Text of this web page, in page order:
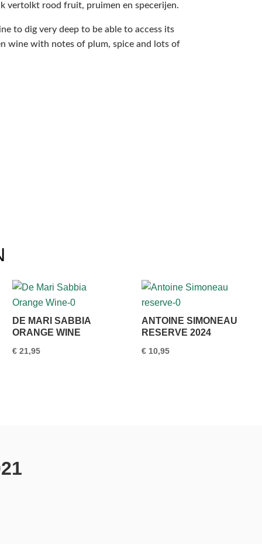
vertolkt rood fruit, pruimen en specerijen.
to dig very deep to be able to access its
wine with notes of plum, spice and lots of
DE MARI SABBIA
ORANGE WINE
€ 21,95
ANTOINE SIMONEAU
RESERVE 2024
€10,95